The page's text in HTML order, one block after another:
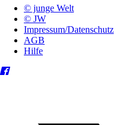
© junge Welt
© JW
Impressum/Datenschutz
AGB
Hilfe